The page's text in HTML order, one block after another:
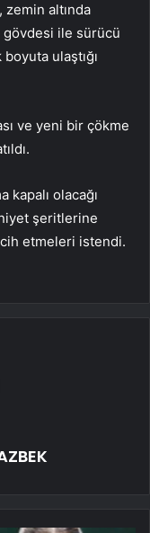
altında
gövdesi ile sürücü
ulaştığı
ve yeni bir çökme
kapalı olacağı
şeritlerine
etmeleri istendi.